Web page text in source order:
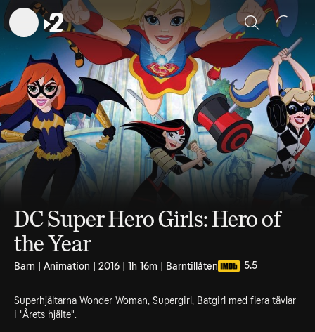
Sök
DC Super Hero Girls: Hero of
the Year
Barn | Animation | 2016 | 1h 16m | Barntillåten 5.5
Superhjältarna Wonder Woman, Supergirl, Batgirl med flera tävlar
i "Årets hjälte".